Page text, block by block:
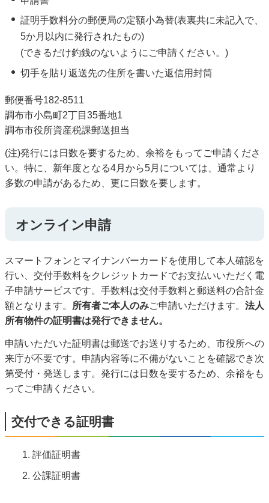
証明手数料分の郵便局の定額小為替(表裏共に未記入で、
5か月以内に発行されたもの)
(できるだけ釣銭のないようにご申請ください。)
切手を貼り返送先の住所を書いた返信用封筒
郵便番号182-8511
調布市小島町2丁目35番地1
調布市役所資産税課郵送担当
(注)発行には日数を要するため、余裕をもってご申請くださ
い。特に、新年度となる4月から5月については、通常より
多数の申請があるため、更に日数を要します。
オンライン申請
スマートフォンとマイナンバーカードを使用して本人確認を
行い、交付手数料をクレジットカードでお支払いいただく電
子申請サービスです。手数料は交付手数料と郵送料の合計金
額となります。
所有者ご本人のみご申請いただけます。 法人
所有物件の証明書は発行できません。
申請いただいた証明書は郵送でお送りするため、市役所への
来庁が不要です。申請内容等に不備がないことを確認でき次
第受付・発送します。発行には日数を要するため、余裕をも
ってご申請ください。
交付できる証明書
評価証明書
公課証明書